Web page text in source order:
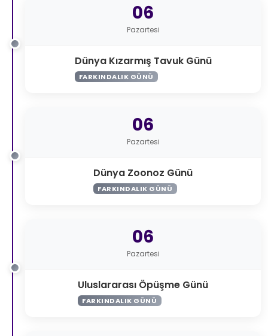
06
Pazartesi
Dünya Kızarmış Tavuk Günü
FARKINDALIK GÜNÜ
06
Pazartesi
Dünya Zoonoz Günü
FARKINDALIK GÜNÜ
06
Pazartesi
Uluslararası Öpüşme Günü
FARKINDALIK GÜNÜ